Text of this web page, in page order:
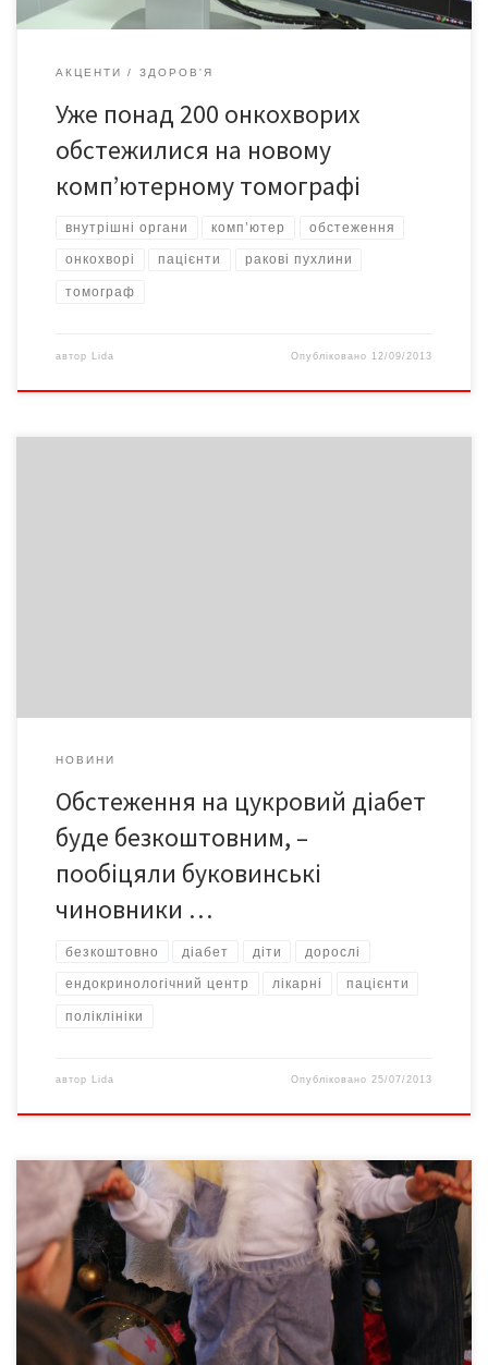
АКЦЕНТИ ЗДОРОВ'Я
Уже понад 200 онкохворих
обстежилися на новому
комп’ютерному томографі
внутрішні органи комп’ютер обстеження
онкохворі пацієнти ракові пухлини
томограф
автор Lida Опубліковано 12/09/2013
НОВИНИ
Обстеження на цукровий діабет
буде безкоштовним, –
пообіцяли буковинські
чиновники …
безкоштовно діабет діти дорослі
ендокринологічний центр лікарні пацієнти
поліклініки
автор Lida Опубліковано25/07/2013
Наталія КУХТА, фото автора Чернівецький обласний
благодійний Фонд допомоги дітям, хворим на рак та лейкемію
«Подаруй дитині життя» від 25 листопада до 20 грудня 2012
року проводив 9-й благодійний марафон «Дарунки Миколая».
Є нині у Чернівцях «Оселя Доброти». Так називають будинок на
вуд.Рівненській, 40, у якому чернівецькі доброчинники з […]